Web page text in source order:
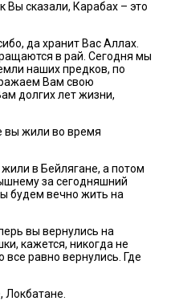
Вы сказали, Карабах – это
да хранит Вас Аллах.
в рай. Сегодня мы
наших предков, по
Вам свою
долгих лет жизни,
вы жили во время
в Бейлягане, а потом
за сегодняшний
будем вечно жить на
вы вернулись на
кажется, никогда не
все равно вернулись. Где
Локбатане.